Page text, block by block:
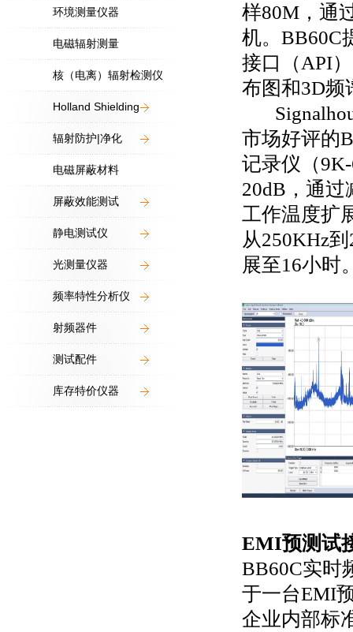
环境测量仪器
电磁辐射测量
核（电离）辐射检测仪
Holland Shielding
辐射防护|净化
电磁屏蔽材料
屏蔽效能测试
静电测试仪
光测量仪器
频率特性分析仪
射频器件
测试配件
库存特价仪器
样80M，通
机。BB60C
接口（API
布图和3D频
市场好评的
记录仪（
20dB，通
工作温度扩
从250KHz
展至16小时
EMI预测试
BB60C实时
于一台EMI
企业内部标